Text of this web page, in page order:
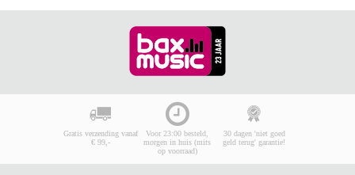
Gratis verzending vanaf
€ 99,-
Voor 23:00 besteld,
morgen in huis (mits
op voorraad)
30 dagen 'niet goed
geld terug' garantie!